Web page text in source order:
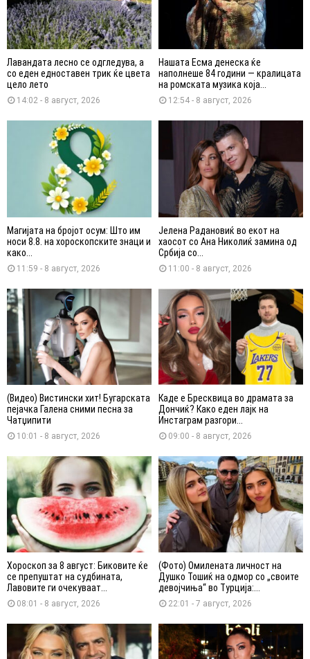
Лавандата лесно се одгледува, а
со еден едноставен трик ќе цвета
цело лето
14:02 - 8 август, 2026
Нашата Есма денеска ќе
наполнеше 84 години — кралицата
на ромската музика која...
12:54 - 8 август, 2026
Магијата на бројот осум: Што им
носи 8.8. на хороскопските знаци и
како...
11:59 - 8 август, 2026
Јелена Радановиќ во екот на
хаосот со Ана Николиќ замина од
Србија со...
11:00 - 8 август, 2026
(Видео) Вистински хит! Бугарската
пејачка Галена сними песна за
Чатџипити
10:01 - 8 август, 2026
Каде е Бресквица во драмата за
Дончиќ? Како еден лајк на
Инстаграм разгори...
09:00 - 8 август, 2026
Хороскоп за 8 август: Биковите ќе
се препуштат на судбината,
Лавовите ги очекуваат...
08:01 - 8 август, 2026
(Фото) Омилената личност на
Душко Тошиќ на одмор со „своите
девојчиња“ во Турција:...
22:01 - 7 август, 2026